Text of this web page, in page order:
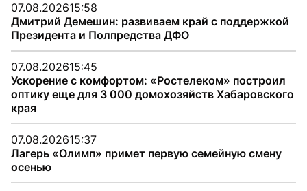
07.08.202615:58
Дмитрий Демешин: развиваем край с поддержкой
Президента и Полпредства ДФО
07.08.202615:45
Ускорение с комфортом: «Ростелеком» построил
оптику еще для 3 000 домохозяйств Хабаровского
края
07.08.202615:37
Лагерь «Олимп» примет первую семейную смену
осенью